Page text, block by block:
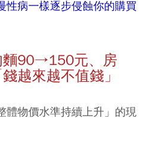
性病一樣逐步侵蝕你的購買
90→150元、房
越來越不值錢」
體物價水準持續上升」的現